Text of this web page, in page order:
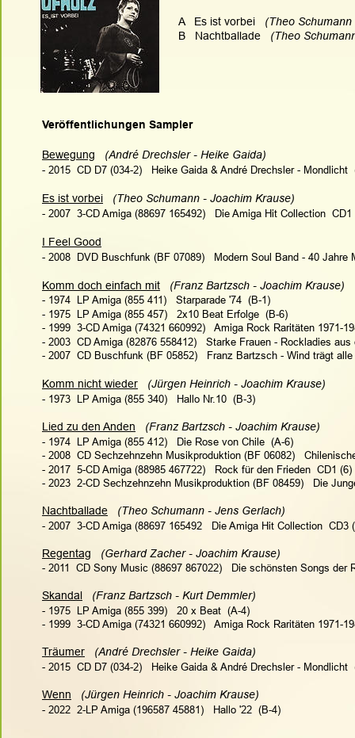
A Es ist vorbei
(Theo Schumann
B
   Nachtballade
(Theo Schumann
Veröffentlichungen Sampler
Bewegung
  (André Drechsler - Heike Gaida)
- 2015  CD D7 (034-2)   Heike Gaida & André Drechsler - Mondlicht
Es ist vorbei
  (Theo Schumann - Joachim Krause)
- 2007  3-CD Amiga (88697 165492)   Die Amiga Hit Collection  CD1
I Feel Good
- 2008  DVD Buschfunk (BF 07089)   Modern Soul Band - 40 Jahre
Komm doch einfach mit
  (Franz Bartzsch - Joachim Krause)
- 1974  LP Amiga (855 411)   Starparade '74  (B-1)
- 1975  LP Amiga (855 457)   2x10 Beat Erfolge  (B-6)
- 1999  3-CD Amiga (74321 660992)   Amiga Rock Raritäten 1971-
- 2003  CD Amiga (82876 558412)   Starke Frauen - Rockladies
- 2007  CD Buschfunk (BF 05852)   Franz Bartzsch - Wind trägt
Komm nicht wieder
   (Jürgen Heinrich - Joachim Krause)
- 1973  LP Amiga (855 340)   Hallo Nr.10  (B-3)
Lied zu den Anden
  (Franz Bartzsch - Joachim Krause)
- 1974  LP Amiga (855 412)   Die Rose von Chile  (A-6)
- 2008  CD Sechzehnzehn Musikproduktion (BF 06082)
- 2017  5-CD Amiga (88985 467722)   Rock für den Frieden  CD1 (6)
- 2023  2-CD Sechzehnzehn Musikproduktion (BF 08459)   Die
Nachtballade
  (Theo Schumann - Jens Gerlach)
- 2007  3-CD Amiga (88697 165492   Die Amiga Hit Collection  CD3
Regentag
  (Gerhard Zacher - Joachim Krause)
- 2011  CD Sony Music (88697 867022)   Die schönsten Songs der
Skandal
  (Franz Bartzsch - Kurt Demmler)
- 1975  LP Amiga (855 399)   20 x Beat  (A-4)
- 1999  3-CD Amiga (74321 660992)   Amiga Rock Raritäten 1971-
Träumer
  (André Drechsler - Heike Gaida)
- 2015  CD D7 (034-2)   Heike Gaida & André Drechsler - Mondlicht
Wenn
  (Jürgen Heinrich - Joachim Krause)
- 2022  2-LP Amiga (196587 45881)   Hallo '22  (B-4)